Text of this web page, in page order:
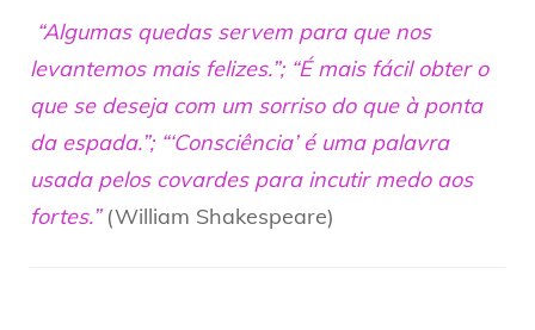
“Algumas quedas servem para que nos
levantemos mais felizes.”; “É mais fácil obter o
que se deseja com um sorriso do que à ponta
da espada.”; “‘Consciência’ é uma palavra
usada pelos covardes para incutir medo aos
fortes.” (William Shakespeare)